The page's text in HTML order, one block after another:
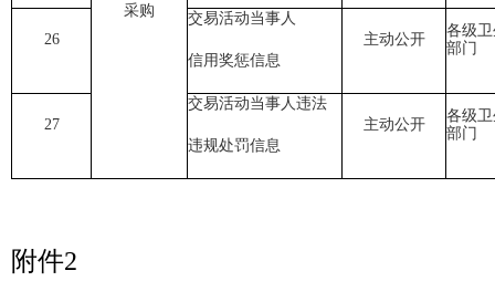
采购
26
交易活动当事人
信用奖惩信息
主动公开
各级
部门
27
交易活动当事人违法
违规处罚信息
主动公开
各级
部门
附件2